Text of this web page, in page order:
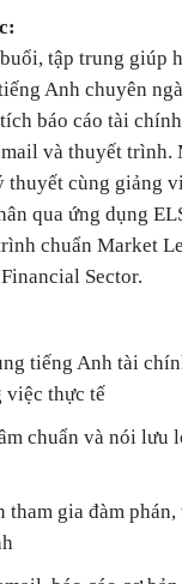
tập trung giúp
Anh chuyên
báo cáo tài
và thuyết trình.
thuyết cùng giảng
qua ứng dụng
chuẩn Market
Sector.
tiếng Anh tài
việc thực tế
chuẩn và nói lưu
tham gia đàm